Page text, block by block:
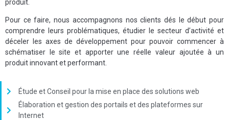
produit.
Pour ce faire, nous accompagnons nos clients dés le début pour
comprendre leurs problématiques, étudier le secteur d’activité et
déceler les axes de développement pour pouvoir commencer à
schématiser le site et apporter une réelle valeur ajoutée à un
produit innovant et performant.
Étude et Conseil pour la mise en place des solutions web
Élaboration et gestion des portails et des plateformes sur
Internet